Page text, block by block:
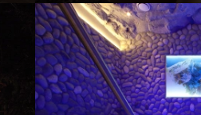
Ibiza Beach & Fashion